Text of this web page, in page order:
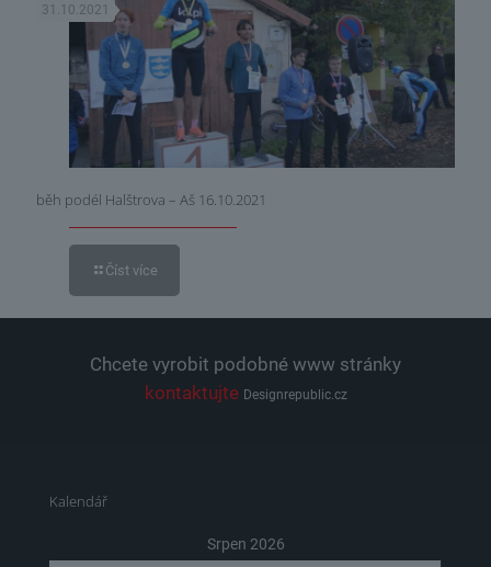
31.10.2021
běh podél Halštrova – Aš 16.10.2021
Číst více
Chcete vyrobit podobné www stránky
kontaktujte Designrepublic.cz
Kalendář
Srpen 2026